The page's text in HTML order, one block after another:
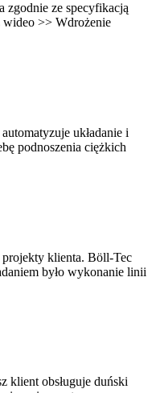
ze specyfikacją
wideo >> Wdrożenie
układanie i
podnoszenia ciężkich
projekty klienta. Böll-Tec
było wykonanie linii
klient obsługuje duński